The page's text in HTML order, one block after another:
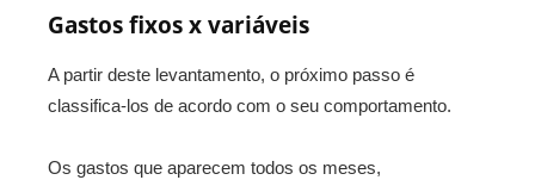
Gastos fixos x variáveis
A partir deste levantamento, o próximo passo é
classifica-los de acordo com o seu comportamento.
Os gastos que aparecem todos os meses,